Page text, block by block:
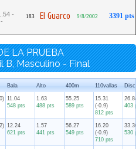
-
183 El Guarco 9/8/2002 3391 pts
LA PRUEBA
B, Masculino - Final
Bala Alto 400m 110vallas Disco
11.04
548 pts
1.63
488 pts
55.25
589 pts
15.31
(-0.9)
812 pts
26.84
403
12.24
621 pts
1.57
441 pts
56.27
549 pts
16.20
(-0.9)
710 pts
33.30
530